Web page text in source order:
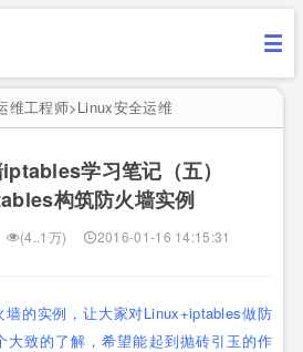
维工程师>Linux安全运维
学习笔记（五）
构筑防火墙实例
(4..1万) 2016-01-16 14:15:31
的实例，让大家对Linux+iptables做防
大致的了解，希望能起到抛砖引玉的作